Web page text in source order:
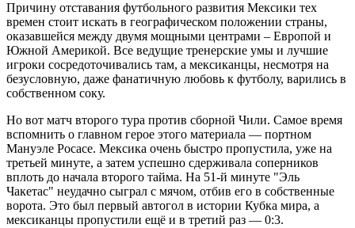
Причину отставания футбольного развития Мексики тех
времен стоит искать в географическом положении страны,
оказавшейся между двумя мощными центрами – Европой и
Южной Америкой. Все ведущие тренерские умы и лучшие
игроки сосредоточивались там, а мексиканцы, несмотря на
безусловную, даже фанатичную любовь к футболу, варились в
собственном соку.
Но вот матч второго тура против сборной Чили. Самое время
вспомнить о главном герое этого материала — портном
Мануэле Росасе. Мексика очень быстро пропустила, уже на
третьей минуте, а затем успешно сдерживала соперников
вплоть до начала второго тайма. На 51-й минуте "Эль
Чакетас" неудачно сыграл с мячом, отбив его в собственные
ворота. Это был первый автогол в истории Кубка мира, а
мексиканцы пропустили ещё и в третий раз — 0:3.